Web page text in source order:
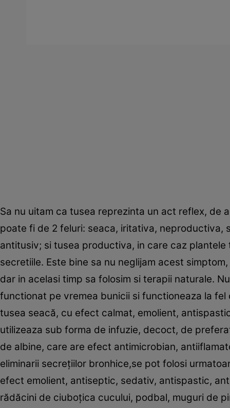
Sa nu uitam ca tusea reprezinta un act reflex, de
poate fi de 2 feluri: seaca, iritativa,
antitusiv; si tusea productiva, in care caz
secretiile. Este bine sa nu neglijam acest
dar in acelasi timp sa folosim si terapii naturale.
functionat pe vremea bunicii si functioneaza la
tusea seacă, cu efect calmat, emolient,
utilizeaza sub forma de infuzie, decoct, de
de albine, care are efect antimicrobian,
eliminarii secreţiilor bronhice,se pot folosi
efect emolient, antiseptic, sedativ, antispastic,
rădăcini de ciuboţica cucului, podbal, muguri de